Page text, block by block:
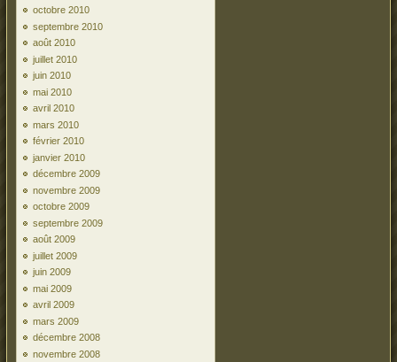
octobre 2010
septembre 2010
août 2010
juillet 2010
juin 2010
mai 2010
avril 2010
mars 2010
février 2010
janvier 2010
décembre 2009
novembre 2009
octobre 2009
septembre 2009
août 2009
juillet 2009
juin 2009
mai 2009
avril 2009
mars 2009
décembre 2008
novembre 2008